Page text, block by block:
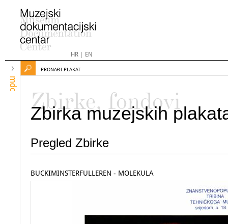
HR| EN
mdc
PRONAĐI PLAKAT
Zbirke, fondovi
Zbirka muzejskih
Pregled Zbirke
BUCKIMINSTERFULLEREN - MOLEKULA